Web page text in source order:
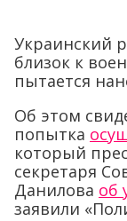
Украинский
близок к
пытается
Об этом
попытка
который
секретаря
Данилова об
заявили